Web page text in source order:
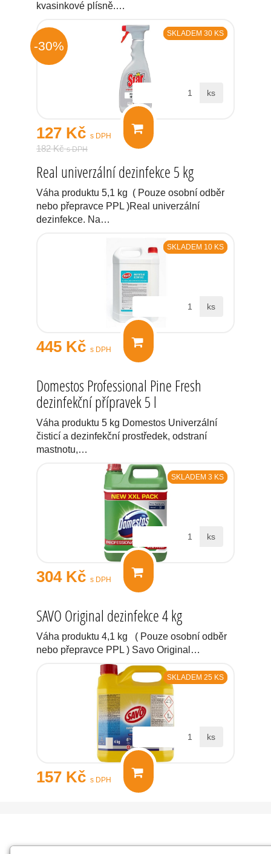
-30%
kvasinkové plísně.…
SKLADEM 30 KS
182 Kčs DPH
127 Kč s DPH
ks
Real univerzální dezinfekce 5 kg
Váha produktu 5,1 kg ( Pouze osobní odběr
nebo přepravce PPL )Real univerzální
dezinfekce. Na…
SKLADEM 10 KS
445 Kč s DPH
ks
Domestos Professional Pine Fresh
dezinfekční přípravek 5 l
Váha produktu 5 kg Domestos Univerzální
čisticí a dezinfekční prostředek, odstraní
mastnotu,…
SKLADEM 3 KS
304 Kč s DPH
ks
SAVO Original dezinfekce 4 kg
Váha produktu 4,1 kg ( Pouze osobní odběr
nebo přepravce PPL ) Savo Original…
SKLADEM 25 KS
157 Kč s DPH
ks